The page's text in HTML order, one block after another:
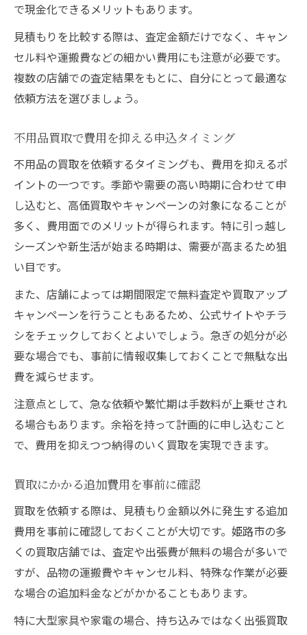
で現金化できるメリットもあります。
見積もりを比較する際は、査定金額だけでなく、キャン
セル料や運搬費などの細かい費用にも注意が必要です。
複数の店舗での査定結果をもとに、自分にとって最適な
依頼方法を選びましょう。
不用品買取で費用を抑える申込タイミング
不用品の買取を依頼するタイミングも、費用を抑えるポ
イントの一つです。季節や需要の高い時期に合わせて申
し込むと、高価買取やキャンペーンの対象になることが
多く、費用面でのメリットが得られます。特に引っ越し
シーズンや新生活が始まる時期は、需要が高まるため狙
い目です。
また、店舗によっては期間限定で無料査定や買取アップ
キャンペーンを行うこともあるため、公式サイトやチラ
シをチェックしておくとよいでしょう。急ぎの処分が必
要な場合でも、事前に情報収集しておくことで無駄な出
費を減らせます。
注意点として、急な依頼や繁忙期は手数料が上乗せされ
る場合もあります。余裕を持って計画的に申し込むこと
で、費用を抑えつつ納得のいく買取を実現できます。
買取にかかる追加費用を事前に確認
買取を依頼する際は、見積もり金額以外に発生する追加
費用を事前に確認しておくことが大切です。姫路市の多
くの買取店舗では、査定や出張費が無料の場合が多いで
すが、品物の運搬費やキャンセル料、特殊な作業が必要
な場合の追加料金などがかかることもあります。
特に大型家具や家電の場合、持ち込みではなく出張買取